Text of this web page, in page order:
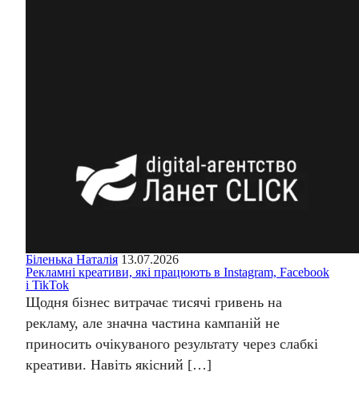
Біленька Наталія 13.07.2026
Рекламні креативи, які працюють в Instagram, Facebook
і TikTok
Щодня бізнес витрачає тисячі гривень на
рекламу, але значна частина кампаній не
приносить очікуваного результату через слабкі
креативи. Навіть якісний […]